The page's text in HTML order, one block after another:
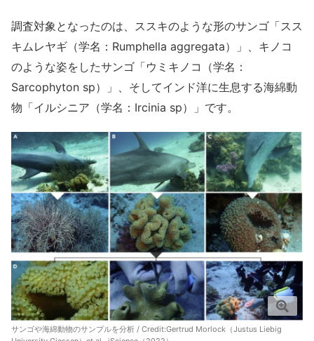
調査対象となったのは、ススキのような形のサンゴ「スス
キムレヤギ（学名：Rumphella aggregata）」、キノコ
のような姿をしたサンゴ「ウミキノコ（学名：
Sarcophyton sp）」、そしてインド洋に生息する海綿動
物「イルシニア（学名：Ircinia sp）」です。
サンゴや海綿動物のサンプルを分析 / Credit:Gertrud Morlock（Justus Liebig